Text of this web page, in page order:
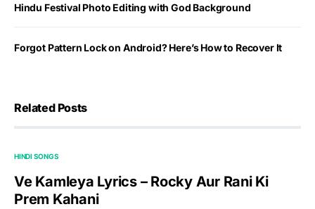
Hindu Festival Photo Editing with God Background
Forgot Pattern Lock on Android? Here’s How to Recover It
Related Posts
HINDI SONGS
Ve Kamleya Lyrics – Rocky Aur Rani Ki
Prem Kahani